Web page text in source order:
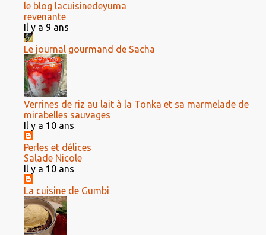
le blog lacuisinedeyuma
revenante
Il y a 9 ans
Le journal gourmand de Sacha
Verrines de riz au lait à la Tonka et sa marmelade de
mirabelles sauvages
Il y a 10 ans
Perles et délices
Salade Nicole
Il y a 10 ans
La cuisine de Gumbi